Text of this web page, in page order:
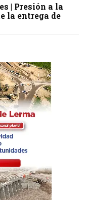
| Presión a la
la entrega de